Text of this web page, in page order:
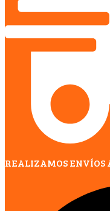
REALIZAMOS